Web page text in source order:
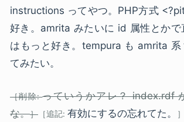
instructions ってやつ。PHP方式
好き。amrita みたいに id 属性とかで
はもっと好き。tempura も amrita 系
てみたい。
っていうかアレ？ index.rdf
な。
有効にするの忘れてた。